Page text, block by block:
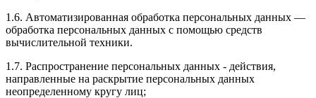
1.6. Автоматизированная обработка персональных данных —
обработка персональных данных с помощью средств
вычислительной техники.
1.7. Распространение персональных данных - действия,
направленные на раскрытие персональных данных
неопределенному кругу лиц;